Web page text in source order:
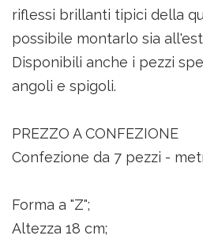
riflessi brillanti tipici della
possibile montarlo sia
Disponibili anche i pezzi
angoli e spigoli.
PREZZO A CONFEZIONE
Confezione da 7 pezzi -
Forma a "Z";
Altezza 18 cm;